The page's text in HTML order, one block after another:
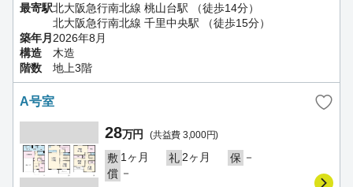
最寄駅北大阪急行南北線 桃山台駅 （徒歩14分）
北大阪急行南北線 千里中央駅 （徒歩15分）
築年月2026年8月
構造
木造
階数
地上3階
A号室
28万円 (共益費 3,000円)
敷 1ヶ月 礼 2ヶ月 保 －
償 －